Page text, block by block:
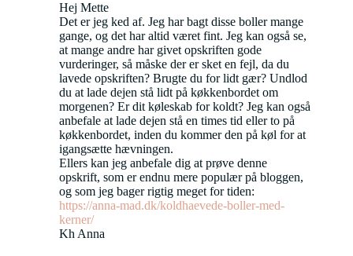
Hej Mette
Det er jeg ked af. Jeg har bagt disse boller mange
gange, og det har altid været fint. Jeg kan også se,
at mange andre har givet opskriften gode
vurderinger, så måske der er sket en fejl, da du
lavede opskriften? Brugte du for lidt gær? Undlod
du at lade dejen stå lidt på køkkenbordet om
morgenen? Er dit køleskab for koldt? Jeg kan også
anbefale at lade dejen stå en times tid eller to på
køkkenbordet, inden du kommer den på køl for at
igangsætte hævningen.
Ellers kan jeg anbefale dig at prøve denne
opskrift, som er endnu mere populær på bloggen,
og som jeg bager rigtig meget for tiden:
https://anna-mad.dk/koldhaevede-boller-med-
kerner/
Kh Anna